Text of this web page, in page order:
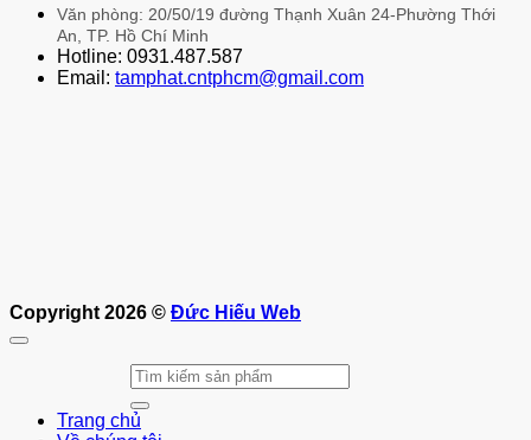
Văn phòng: 20/50/19 đường Thạnh Xuân 24-Phường Thới
An, TP. Hồ Chí Minh
Hotline: 0931.487.587
Email: tamphat.cntphcm@gmail.com
Copyright 2026 © Đức Hiếu Web
Tìm
kiếm:
Trang chủ